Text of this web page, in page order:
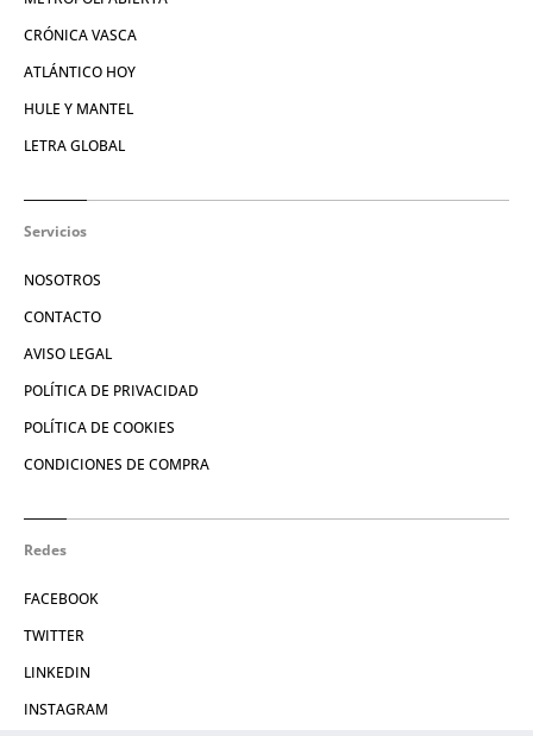
CRÓNICA VASCA
ATLÁNTICO HOY
HULE Y MANTEL
LETRA GLOBAL
Servicios
NOSOTROS
CONTACTO
AVISO LEGAL
POLÍTICA DE PRIVACIDAD
POLÍTICA DE COOKIES
CONDICIONES DE COMPRA
Redes
FACEBOOK
TWITTER
LINKEDIN
INSTAGRAM